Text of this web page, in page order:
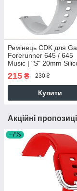
Ремінець CDK для
Forerunner 645 / 645
Music | "S" 20mm
(012194) (grey)
215 ₴ 230 ₴
Купити
Акційні
–7%